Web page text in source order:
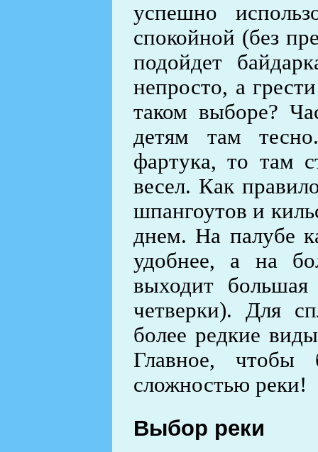
успешно
спокойной (без
подойдет
непросто, а
таком выборе?
детям там
фартука, то там
весел. Как
шпангоутов и
днем. На палубе
удобнее, а на
выходит большая
четверки). Для
более редкие
Главное, чтобы
сложностью реки!
Выбор реки